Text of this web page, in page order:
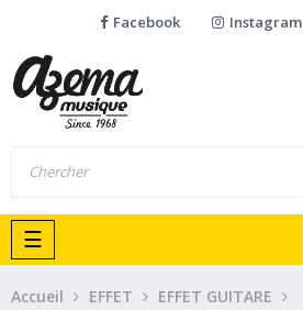
Facebook Instagram
Basculer
la
navigation
☰
Accueil EFFET
EFFET GUITARE